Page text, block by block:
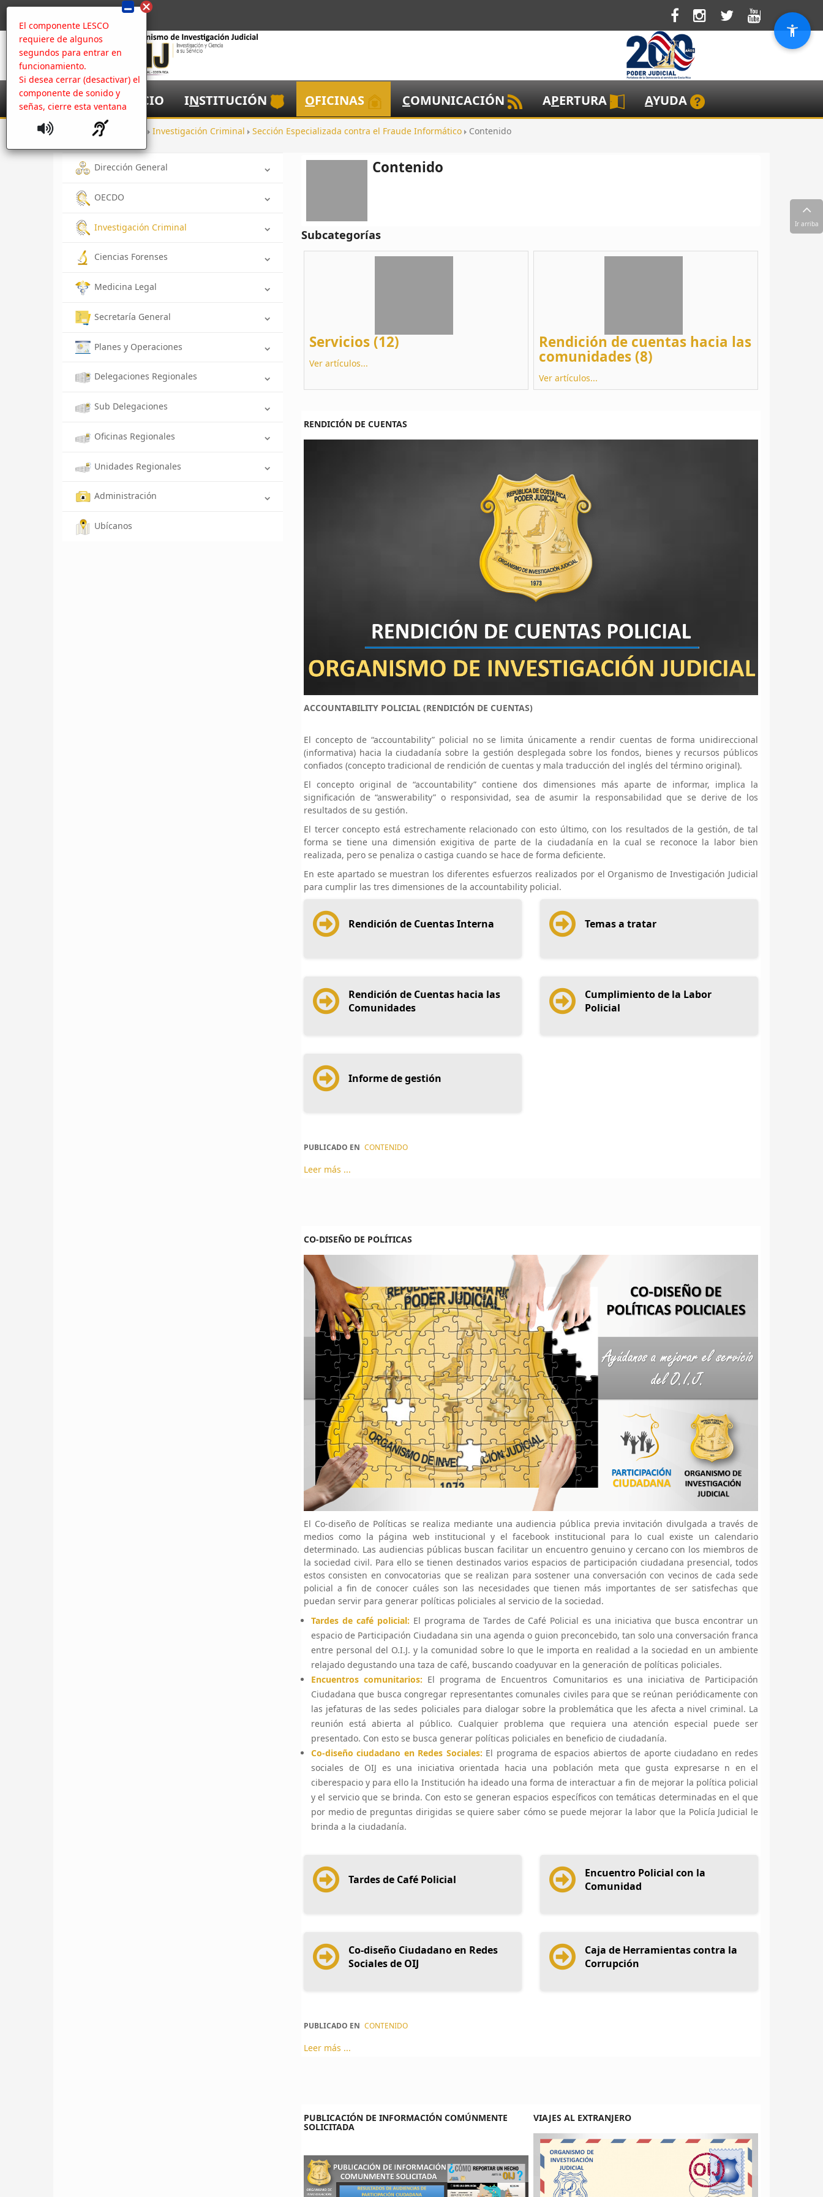
El componente LESCO
requiere de algunos
segundos para entrar en
funcionamiento.
Si desea cerrar (desactivar) el
componente de sonido y
señas, cierre esta ventana
NICIO INSTITUCIÓN OFICINAS COMUNICACIÓN APERTURA AYUDA
Inicio Investigación Criminal Sección Especializada contra el Fraude Informático Contenido
Dirección General
OECDO
Investigación Criminal
Ciencias Forenses
Medicina Legal
Secretaría General
Planes y Operaciones
Delegaciones Regionales
Sub Delegaciones
Oficinas Regionales
Unidades Regionales
Administración
Ubícanos
Contenido
Subcategorías
Servicios (12)
Ver artículos...
Rendición de cuentas hacia las
comunidades (8)
Ver artículos...
RENDICIÓN DE CUENTAS
ACCOUNTABILITY POLICIAL (RENDICIÓN DE CUENTAS)
El concepto de “accountability” policial no se limita únicamente a rendir cuentas de forma unidireccional
(informativa) hacia la ciudadanía sobre la gestión desplegada sobre los fondos, bienes y recursos públicos
confiados (concepto tradicional de rendición de cuentas y mala traducción del inglés del término original).
El concepto original de “accountability” contiene dos dimensiones más aparte de informar, implica la
significación de “answerability” o responsividad, sea de asumir la responsabilidad que se derive de los
resultados de su gestión.
El tercer concepto está estrechamente relacionado con esto último, con los resultados de la gestión, de tal
forma se tiene una dimensión exigitiva de parte de la ciudadanía en la cual se reconoce la labor bien
realizada, pero se penaliza o castiga cuando se hace de forma deficiente.
En este apartado se muestran los diferentes esfuerzos realizados por el Organismo de Investigación Judicial
para cumplir las tres dimensiones de la accountability policial.
Rendición de Cuentas Interna Temas a tratar
Rendición de Cuentas hacia las
Comunidades
Cumplimiento de la Labor
Policial
Informe de gestión
PUBLICADO EN CONTENIDO
Leer más ...
CO-DISEÑO DE POLÍTICAS
El Co-diseño de Políticas se realiza mediante una audiencia pública previa invitación divulgada a través de
medios como la página web institucional y el facebook institucional para lo cual existe un calendario
determinado. Las audiencias públicas buscan facilitar un encuentro genuino y cercano con los miembros de
la sociedad civil. Para ello se tienen destinados varios espacios de participación ciudadana presencial, todos
estos consisten en convocatorias que se realizan para sostener una conversación con vecinos de cada sede
policial a fin de conocer cuáles son las necesidades que tienen más importantes de ser satisfechas que
puedan servir para generar políticas policiales al servicio de la sociedad.
Tardes de café policial: El programa de Tardes de Café Policial es una iniciativa que busca encontrar un
espacio de Participación Ciudadana sin una agenda o guion preconcebido, tan solo una conversación franca
entre personal del O.I.J. y la comunidad sobre lo que le importa en realidad a la sociedad en un ambiente
relajado degustando una taza de café, buscando coadyuvar en la generación de políticas policiales.
Encuentros comunitarios: El programa de Encuentros Comunitarios es una iniciativa de Participación
Ciudadana que busca congregar representantes comunales civiles para que se reúnan periódicamente con
las jefaturas de las sedes policiales para dialogar sobre la problemática que les afecta a nivel criminal. La
reunión está abierta al público. Cualquier problema que requiera una atención especial puede ser
presentado. Con esto se busca generar políticas policiales en beneficio de ciudadanía.
Co-diseño ciudadano en Redes Sociales: El programa de espacios abiertos de aporte ciudadano en redes
sociales de OIJ es una iniciativa orientada hacia una población meta que gusta expresarse n en el
ciberespacio y para ello la Institución ha ideado una forma de interactuar a fin de mejorar la política policial
y el servicio que se brinda. Con esto se generan espacios específicos con temáticas determinadas en el que
por medio de preguntas dirigidas se quiere saber cómo se puede mejorar la labor que la Policía Judicial le
brinda a la ciudadanía.
Tardes de Café Policial
Encuentro Policial con la
Comunidad
Co-diseño Ciudadano en Redes
Sociales de OIJ
Caja de Herramientas contra la
Corrupción
PUBLICADO EN CONTENIDO
Leer más ...
PUBLICACIÓN DE INFORMACIÓN COMÚNMENTE
SOLICITADA
VIAJES AL EXTRANJERO
Ir arriba